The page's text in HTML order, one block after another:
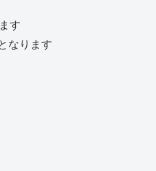
す
なります